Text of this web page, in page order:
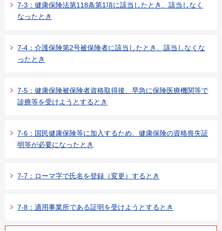
7-3：健康保険法第118条第1項に該当したとき、該当しなく
なったとき
7-4：介護保険第2号被保険者に該当したとき、該当しなくな
ったとき
7-5：健康保険被保険者資格取得後、早急に保険医療機関等で
診療等を受けようとするとき
7-6：国民健康保険等に加入するため、健康保険の資格喪失証
明等が必要になったとき
7-7：ローマ字で氏名を登録（変更）するとき
7-8：適用事業所である証明を受けようとするとき